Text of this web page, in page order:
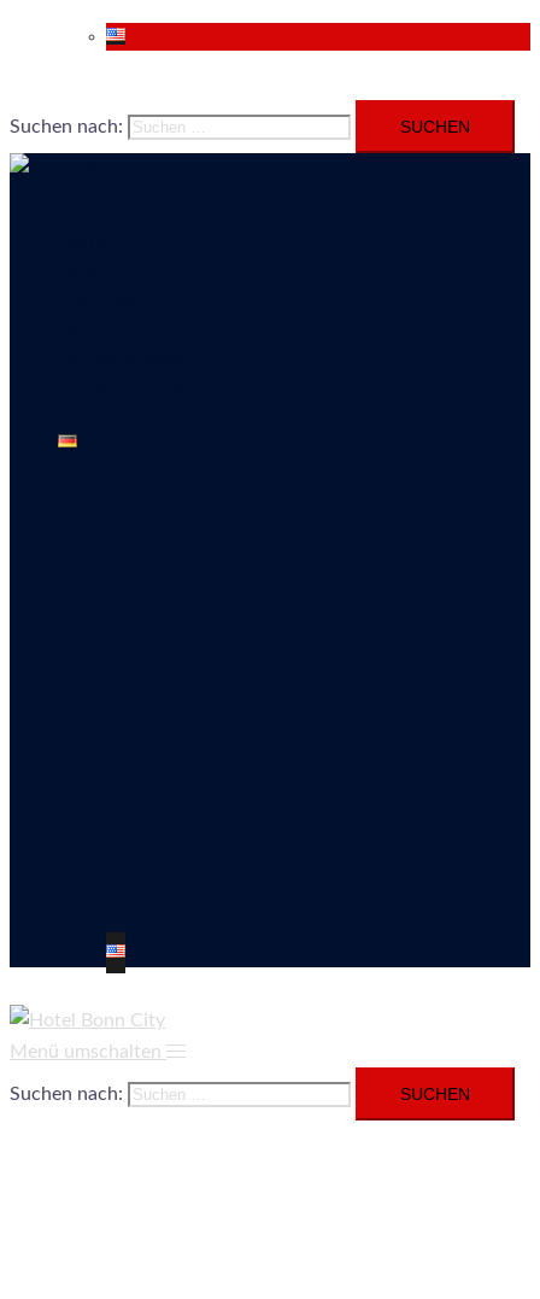
Suchen nach:
Menü umschalten
Suchen nach: